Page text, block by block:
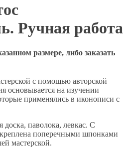
Ручная работа
размере, либо заказать
с помощью авторской
основывается на изучении
применялись в иконописи с
паволока, левкас. С
поперечными шпонками
мастерской.